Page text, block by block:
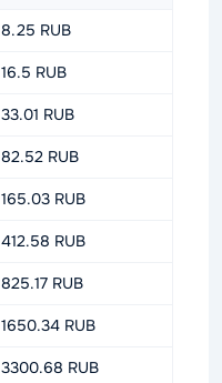
8.25 RUB
16.5 RUB
33.01 RUB
82.52 RUB
165.03 RUB
412.58 RUB
825.17 RUB
1650.34 RUB
3300.68 RUB